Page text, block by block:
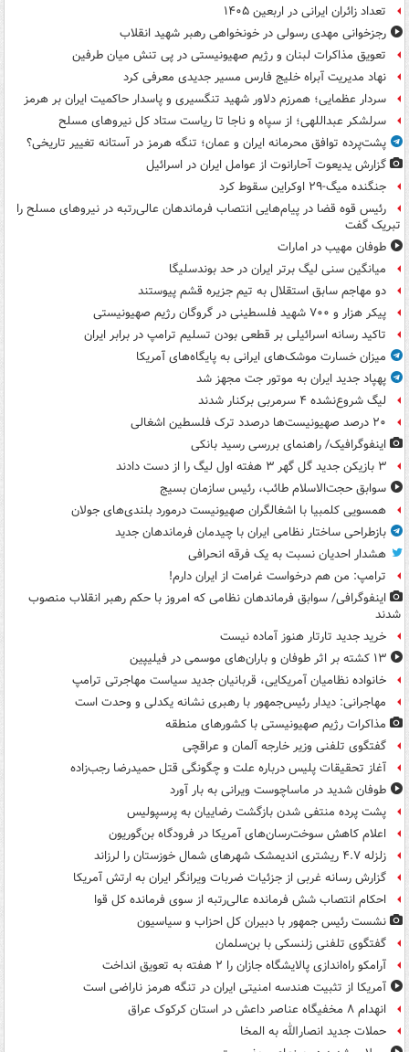
تعداد زائران ایرانی در اربعین ۱۴۰۵
رجزخوانی مهدی رسولی در خونخواهی رهبر شهید انقلاب
تعویق مذاکرات لبنان و رژیم صهیونیستی در پی تنش میان طرفین
نهاد مدیریت آبراه خلیج فارس مسیر جدیدی معرفی کرد
سردار عظمایی؛ همرزم دلاور شهید تنگسیری و پاسدار حاکمیت ایران بر هرمز
سرلشکر عبداللهی؛ از سپاه و ناجا تا ریاست ستاد کل نیروهای مسلح
پشت‌پرده توافق محرمانه ایران و عمان؛ تنگه هرمز در آستانه تغییر تاریخی؟
گزارش یدیعوت آحارانوت از عوامل ایران در اسرائیل
جنگنده میگ-۲۹ اوکراین سقوط کرد
رئیس قوه قضا در پیام‌هایی انتصاب‌ فرماندهان عالی‌رتبه در نیروهای مسلح را
تبریک گفت
طوفان مهیب در امارات
میانگین سنی لیگ برتر ایران در حد بوندسلیگا
دو مهاجم سابق استقلال به تیم جزیره قشم پیوستند
پیکر هزار و ۷۰۰ شهید فلسطینی در گروگان رژیم صهیونیستی
تاکید رسانه اسرائیلی بر قطعی بودن تسلیم ترامپ در برابر ایران
میزان خسارت موشک‌های ایرانی به پایگاه‌های آمریکا
پهپاد جدید ایران به موتور جت مجهز شد
لیگ شروع‌نشده ۴ سرمربی برکنار شدند
۲۰ درصد صهیونیست‌ها درصدد ترک فلسطین اشغالی
اینفوگرافیک/ راهنمای بررسی رسید بانکی
۳ بازیکن جدید گل گهر ۳ هفته اول لیگ را از دست دادند
سوابق حجت‌الاسلام طائب، رئیس سازمان بسیج
همسویی کلمبیا با اشغالگران صهیونیست درمورد بلندی‌های جولان
بازطراحی ساختار نظامی ایران با چیدمان فرماندهان جدید
هشدار احدیان نسبت به یک فرقه انحرافی
ترامپ: من هم درخواست غرامت از ایران دارم!
اینفوگرافی/ سوابق فرماندهان نظامی که امروز با حکم رهبر انقلاب منصوب
شدند
خرید جدید تارتار هنوز آماده نیست
۱۳ کشته بر اثر طوفان و باران‌های موسمی در فیلیپین
خانواده نظامیان آمریکایی، قربانیان جدید سیاست مهاجرتی ترامپ
مهاجرانی: دیدار رئیس‌جمهور با رهبری نشانه یکدلی و وحدت است
مذاکرات رژیم صهیونیستی با کشورهای منطقه
گفتگوی تلفنی وزیر خارجه آلمان و عراقچی
آغاز تحقیقات پلیس درباره علت و چگونگی قتل حمیدرضا رجب‌زاده
طوفان شدید در ماساچوست ویرانی به بار آورد
پشت پرده منتفی شدن بازگشت رضاییان به پرسپولیس
اعلام کاهش سوخت‌رسان‌های آمریکا در فرودگاه بن‌گوریون
زلزله ۴.۷ ریشتری اندیمشک شهرهای شمال خوزستان را لرزاند
گزارش رسانه غربی از جزئیات ضربات ویرانگر ایران به ارتش آمریکا
احکام انتصاب شش فرمانده عالی‌رتبه از سوی فرمانده کل قوا
نشست رئیس جمهور با دبیران کل احزاب و سیاسیون
گفتگوی تلفنی زلنسکی با بن‌سلمان
آرامکو راه‌اندازی پالایشگاه جازان را ۲ هفته به تعویق انداخت
آمریکا از تثبیت هندسه امنیتی ایران در تنگه هرمز ناراضی است
انهدام ۸ مخفیگاه عناصر داعش در استان کرکوک عراق
حملات جدید انصارالله به المخا